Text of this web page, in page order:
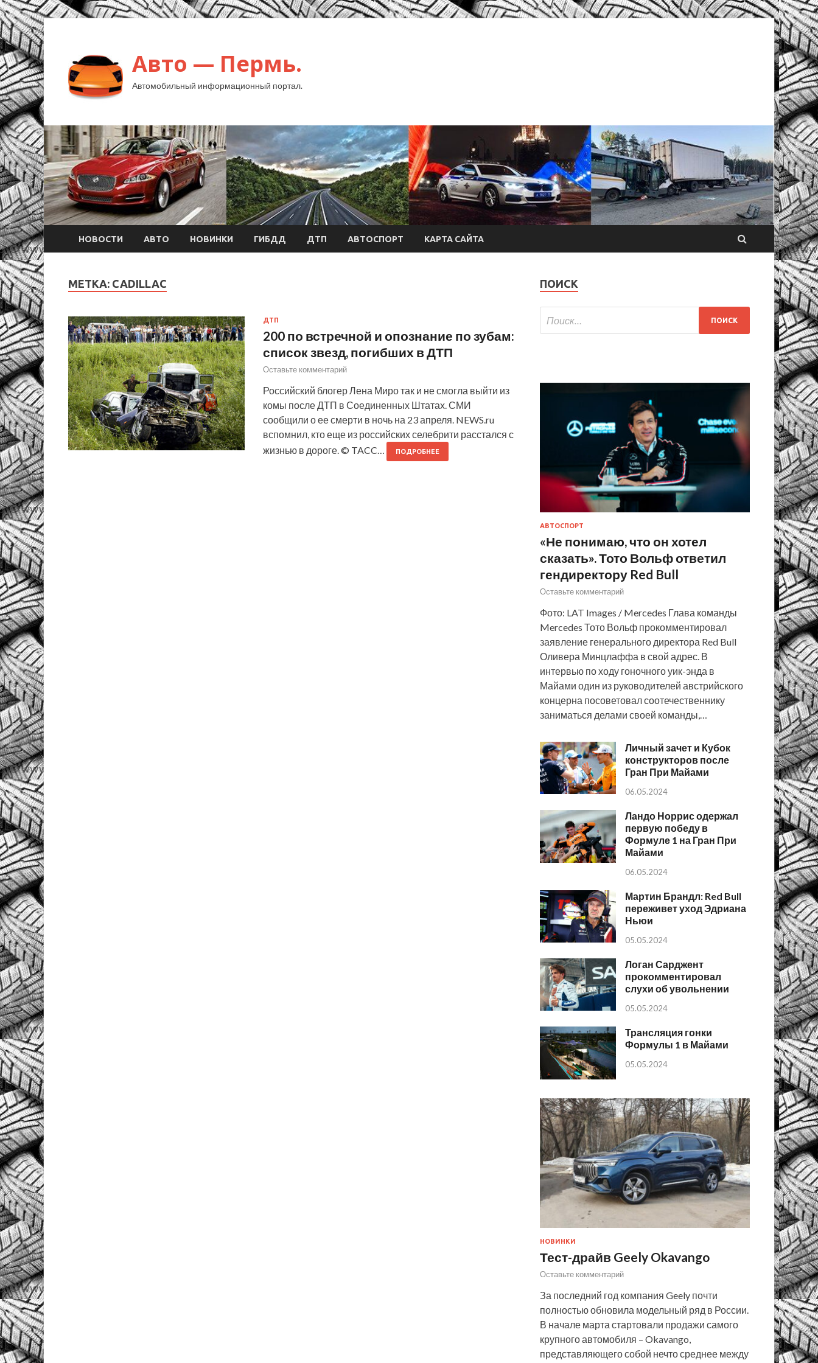
Авто — Пермь.
Автомобильный информационный портал.
НОВОСТИ АВТО НОВИНКИ ГИБДД ДТП АВТОСПОРТ КАРТА САЙТА
МЕТКА: CADILLAC
ДТП
200 по встречной и опознание по зубам:
список звезд, погибших в ДТП
Оставьте комментарий
Российский блогер Лена Миро так и не смогла выйти из
комы после ДТП в Соединенных Штатах. СМИ
сообщили о ее смерти в ночь на 23 апреля. NEWS.ru
вспомнил, кто еще из российских селебрити расстался с
жизнью в дороге. © TACC…
ПОДРОБНЕЕ
ПОИСК
АВТОСПОРТ
«Не понимаю, что он хотел
сказать». Тото Вольф ответил
гендиректору Red Bull
Оставьте комментарий
Фото: LAT Images / Mercedes Глава команды
Mercedes Тото Вольф прокомментировал
заявление генерального директора Red Bull
Оливера Минцлаффа в свой адрес. В
интервью по ходу гоночного уик-энда в
Майами один из руководителей австрийского
концерна посоветовал соотечественнику
заниматься делами своей команды,…
Личный зачет и Кубок
конструкторов после
Гран При Майами
06.05.2024
Ландо Норрис одержал
первую победу в
Формуле 1 на Гран При
Майами
06.05.2024
Мартин Брандл: Red Bull
переживет уход Эдриана
Ньюи
05.05.2024
Логан Сарджент
прокомментировал
слухи об увольнении
05.05.2024
Трансляция гонки
Формулы 1 в Майами
05.05.2024
НОВИНКИ
Тест-драйв Geely Okavango
Оставьте комментарий
За последний год компания Geely почти
полностью обновила модельный ряд в России.
В начале марта стартовали продажи самого
крупного автомобиля – Okavango,
представляющего собой нечто среднее между